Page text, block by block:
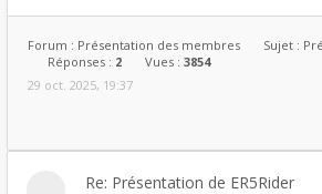
Forum : Présentation des membres Sujet :
Réponses : 2 Vues : 3854
29 oct. 2025, 19:37
Re: Présentation de ER5Rider